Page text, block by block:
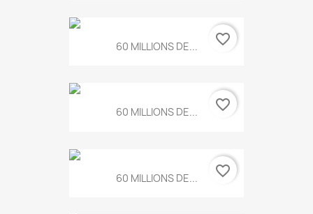
60 MILLIONS DE... favorite_border
60 MILLIONS DE... favorite_border
60 MILLIONS DE... favorite_border